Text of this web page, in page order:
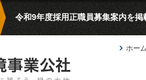
令和9年度採用正職員募集案内を
ホー